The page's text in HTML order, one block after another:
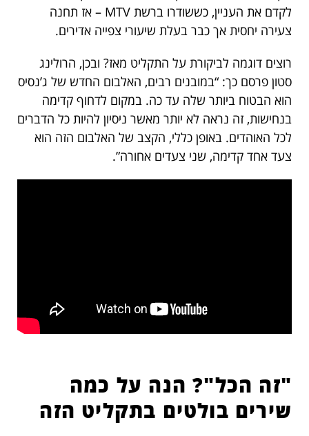
לקדם את העניין, כששודרו ברשת MTV – אז תחנה
צעירה יחסית אך כבר בעלת שיעורי צפייה אדירים.
רוצים דוגמה לביקורת על התקליט מאז? ובכן, הרולינג
סטון פרסם כך: “במובנים רבים, האלבום החדש של ג’נסיס
הוא הבטוח ביותר שלה עד כה. במקום לדחוף קדימה
בנחישות, זה נראה לא יותר מאשר ניסיון להיות כל הדברים
לכל האוהדים. באופן כללי, הקצב של האלבום הזה הוא
צעד אחד קדימה, שני צעדים אחורה”.
"זה הכל"? הנה על כמה
שירים בולטים בתקליט הזה